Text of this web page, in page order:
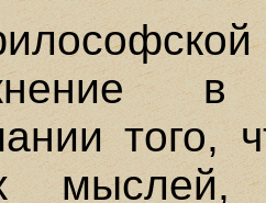
в
того,
мыслей,